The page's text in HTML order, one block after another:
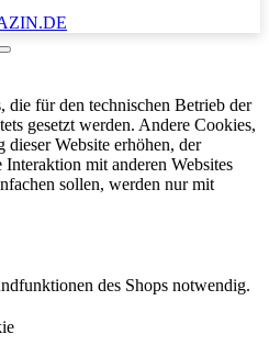
die für den technischen Betrieb der
gesetzt werden. Andere Cookies,
Website erhöhen, der
mit anderen Websites
sollen, werden nur mit
des Shops notwendig.